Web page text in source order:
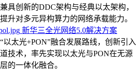
具创新的DDC架构与经典以太架构，
升对多元异构算力的网络承载能力。
新华三全光网络5.0解决方案
以太光+PON”融合发展路线，创新引入
技术，率先实现以太光与PON在无源
的一体化融合。